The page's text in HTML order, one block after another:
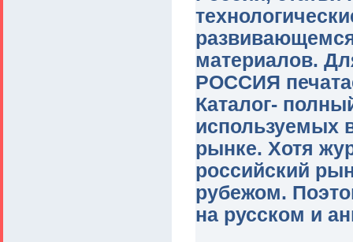
материалов.
РОССИЯ
Каталог-
используемых
рынке. Хотя
российский
рубежом.
на русском и